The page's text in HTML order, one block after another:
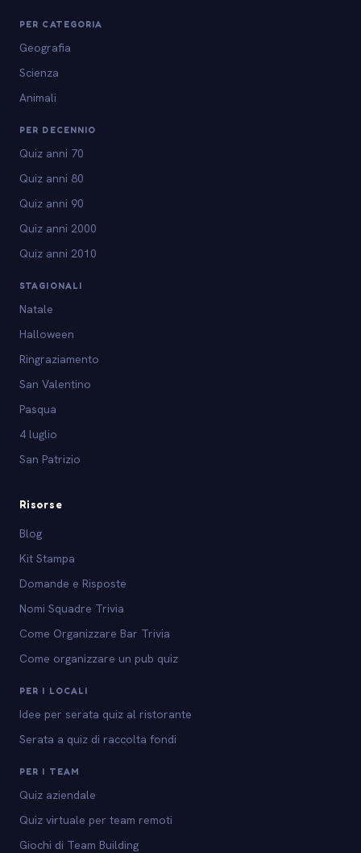
PER CATEGORIA
Geografia
Scienza
Animali
PER DECENNIO
Quiz anni 70
Quiz anni 80
Quiz anni 90
Quiz anni 2000
Quiz anni 2010
STAGIONALI
Natale
Halloween
Ringraziamento
San Valentino
Pasqua
4 luglio
San Patrizio
Risorse
Blog
Kit Stampa
Domande e Risposte
Nomi Squadre Trivia
Come Organizzare Bar Trivia
Come organizzare un pub quiz
PER I LOCALI
Idee per serata quiz al ristorante
Serata a quiz di raccolta fondi
PER I TEAM
Quiz aziendale
Quiz virtuale per team remoti
Giochi di Team Building